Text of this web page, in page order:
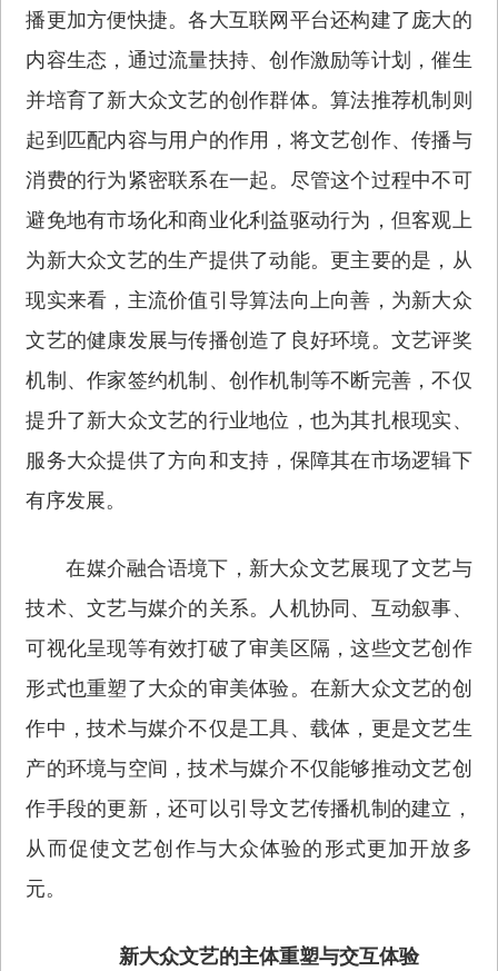
播更加方便快捷。各大互联网平台还构建了庞大的
内容生态，通过流量扶持、创作激励等计划，催生
并培育了新大众文艺的创作群体。算法推荐机制则
起到匹配内容与用户的作用，将文艺创作、传播与
消费的行为紧密联系在一起。尽管这个过程中不可
避免地有市场化和商业化利益驱动行为，但客观上
为新大众文艺的生产提供了动能。更主要的是，从
现实来看，主流价值引导算法向上向善，为新大众
文艺的健康发展与传播创造了良好环境。文艺评奖
机制、作家签约机制、创作机制等不断完善，不仅
提升了新大众文艺的行业地位，也为其扎根现实、
服务大众提供了方向和支持，保障其在市场逻辑下
有序发展。
在媒介融合语境下，新大众文艺展现了文艺与
技术、文艺与媒介的关系。人机协同、互动叙事、
可视化呈现等有效打破了审美区隔，这些文艺创作
形式也重塑了大众的审美体验。在新大众文艺的创
作中，技术与媒介不仅是工具、载体，更是文艺生
产的环境与空间，技术与媒介不仅能够推动文艺创
作手段的更新，还可以引导文艺传播机制的建立，
从而促使文艺创作与大众体验的形式更加开放多
元。
新大众文艺的主体重塑与交互体验